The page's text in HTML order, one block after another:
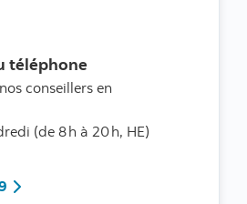
téléphone
conseillers en
(de 8 h à 20 h, HE)
1-800-268-9269